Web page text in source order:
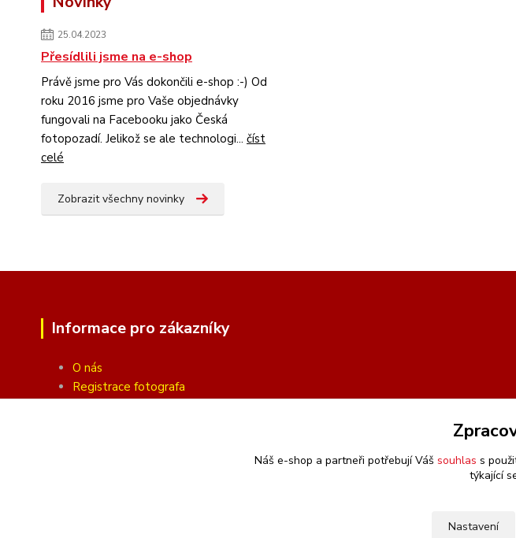
25.04.2023
Přesídlili jsme na e-shop
Právě jsme pro Vás dokončili e-shop :-) Od
roku 2016 jsme pro Vaše objednávky
fungovali na Facebooku jako Česká
fotopozadí. Jelikož se ale technologi... číst
celé
Zobrazit všechny novinky
Informace pro zákazníky
O nás
Registrace fotografa
Náš e-shop a partneři potřebují Váš souhlas s
týkající
Nastavení